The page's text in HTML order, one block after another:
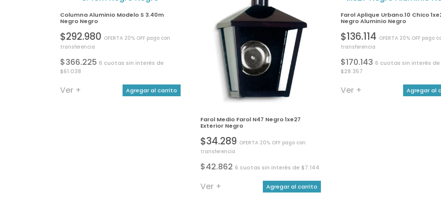
Columna Aluminio Modelo S 3.40m
Negro Negro
$292.980 OFERTA 20% OFF pago con
transferencia
$366.225 6 cuotas sin interés de
$61.038
Ver + Agregar al carrito
Farol Medio Farol N47 Negro 1xe27
Exterior Negro
$34.289 OFERTA 20% OFF pago con
transferencia
$42.862 6 cuotas sin interés de $7.144
Ver + Agregar al carrito
Farol Aplique Urbano.10 Chico
Negro Aluminio Negro
$136.114 OFERTA 20% OFF pago
transferencia
$170.143 6 cuotas sin interés de
$28.357
Ver + Agregar al